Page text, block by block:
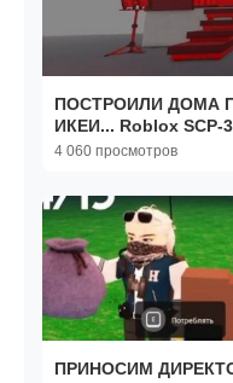
ПОСТРОИЛИ ДОМА
ИКЕИ... Roblox SCP-
4 060 просмотров
ПРИНОСИМ